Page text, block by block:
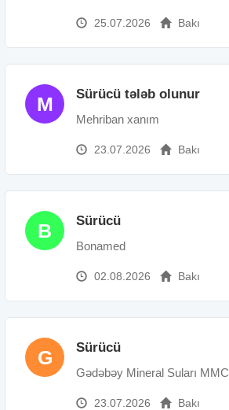
25.07.2026 Bakı
M Sürücü tələb olunur
Mehriban xanım
23.07.2026 Bakı
B Sürücü
Bonamed
02.08.2026 Bakı
G Sürücü
Gədəbəy Mineral Suları MMC
23.07.2026 Bakı